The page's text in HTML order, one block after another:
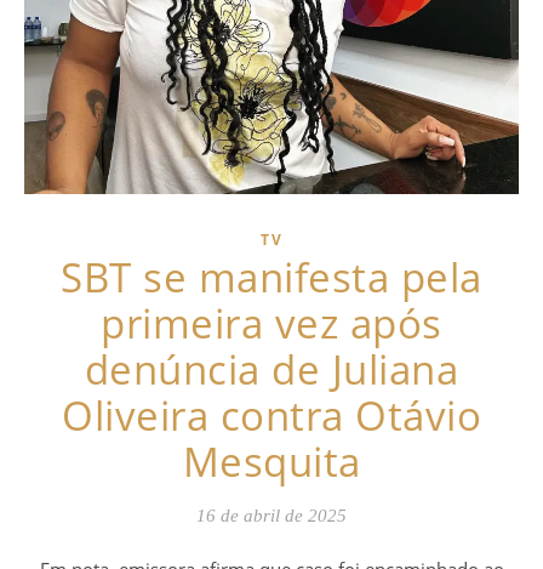
TV
SBT se manifesta pela
primeira vez após
denúncia de Juliana
Oliveira contra Otávio
Mesquita
16 de abril de 2025